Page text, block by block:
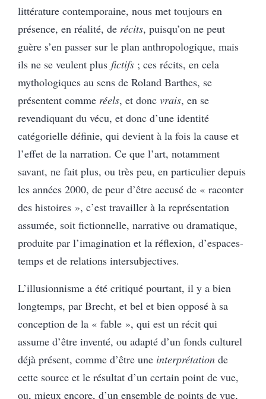
littérature contemporaine, nous met toujours en
présence, en réalité, de récits, puisqu’on ne peut
guère s’en passer sur le plan anthropologique, mais
ils ne se veulent plus fictifs ; ces récits, en cela
mythologiques au sens de Roland Barthes, se
présentent comme réels, et donc vrais, en se
revendiquant du vécu, et donc d’une identité
catégorielle définie, qui devient à la fois la cause et
l’effet de la narration. Ce que l’art, notamment
savant, ne fait plus, ou très peu, en particulier depuis
les années 2000, de peur d’être accusé de « raconter
des histoires », c’est travailler à la représentation
assumée, soit fictionnelle, narrative ou dramatique,
produite par l’imagination et la réflexion, d’espaces-
temps et de relations intersubjectives.
L’illusionnisme a été critiqué pourtant, il y a bien
longtemps, par Brecht, et bel et bien opposé à sa
conception de la « fable », qui est un récit qui
assume d’être inventé, ou adapté d’un fonds culturel
déjà présent, comme d’être une interprétation de
cette source et le résultat d’un certain point de vue,
ou, mieux encore, d’un ensemble de points de vue,